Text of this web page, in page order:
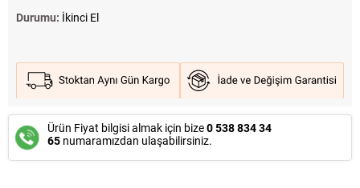
Durumu: İkinci El
Ürün Fiyat bilgisi almak için bize0 538 834 34
65 numaramızdan ulaşabilirsiniz.